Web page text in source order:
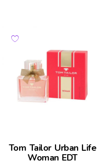
Tom Tailor Urban Life
Woman EDT